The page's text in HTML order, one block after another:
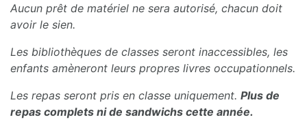
Aucun prêt de matériel ne sera autorisé, chacun doit
avoir le sien.
Les bibliothèques de classes seront inaccessibles, les
enfants amèneront leurs propres livres occupationnels.
Les repas seront pris en classe uniquement. Plus de
repas complets ni de sandwichs cette année.